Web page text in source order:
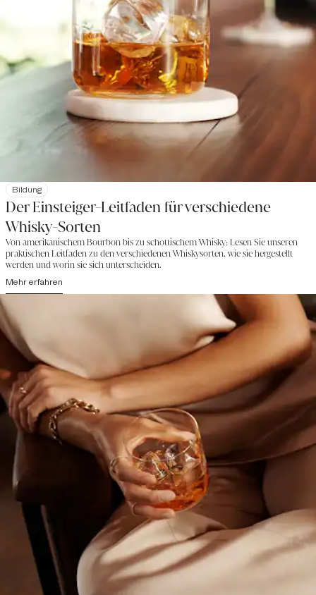
Bildung
Der Einsteiger-Leitfaden für verschiedene
Whisky-Sorten
Von amerikanischem Bourbon bis zu schottischem Whisky: Lesen Sie unseren
praktischen Leitfaden zu den verschiedenen Whiskysorten, wie sie hergestellt
werden und worin sie sich unterscheiden.
Mehr erfahren